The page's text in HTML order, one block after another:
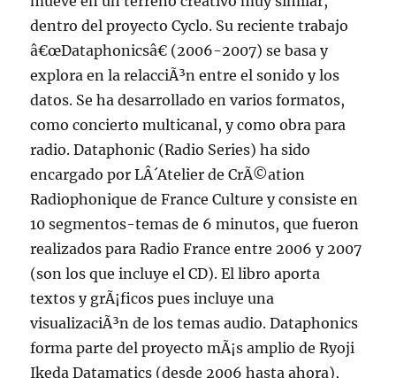
dentro del proyecto Cyclo. Su reciente trabajo
â€œDataphonicsâ€ (2006-2007) se basa y
explora en la relacciÃ³n entre el sonido y los
datos. Se ha desarrollado en varios formatos,
como concierto multicanal, y como obra para
radio. Dataphonic (Radio Series) ha sido
encargado por LÂ´Atelier de CrÃ©ation
Radiophonique de France Culture y consiste en
10 segmentos-temas de 6 minutos, que fueron
realizados para Radio France entre 2006 y 2007
(son los que incluye el CD). El libro aporta
textos y grÃ¡ficos pues incluye una
visualizaciÃ³n de los temas audio. Dataphonics
forma parte del proyecto mÃ¡s amplio de Ryoji
Ikeda Datamatics (desde 2006 hasta ahora),